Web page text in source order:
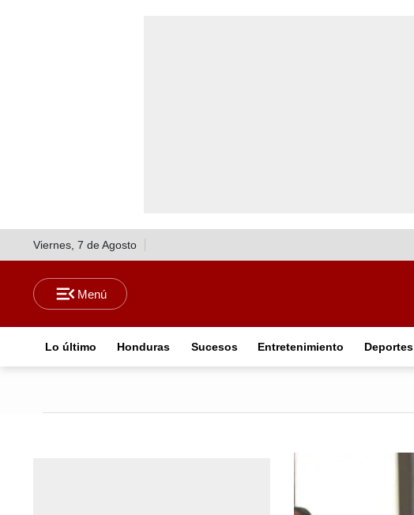
Viernes, 7 de Agosto
Lo último Honduras Sucesos Entretenimiento Deportes